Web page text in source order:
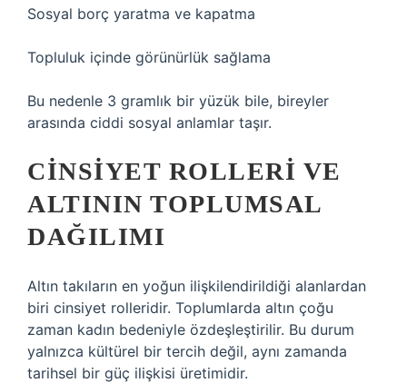
Sosyal borç yaratma ve kapatma
Topluluk içinde görünürlük sağlama
Bu nedenle 3 gramlık bir yüzük bile, bireyler
arasında ciddi sosyal anlamlar taşır.
CINSIYET ROLLERI VE
ALTININ TOPLUMSAL
DAĞILIMI
Altın takıların en yoğun ilişkilendirildiği alanlardan
biri cinsiyet rolleridir. Toplumlarda altın çoğu
zaman kadın bedeniyle özdeşleştirilir. Bu durum
yalnızca kültürel bir tercih değil, aynı zamanda
tarihsel bir güç ilişkisi üretimidir.